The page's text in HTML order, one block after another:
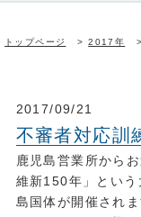
トップページ 2017年
2017/09/21
不審者対応訓
鹿児島営業所から
維新150年」とい
島国体が開催され